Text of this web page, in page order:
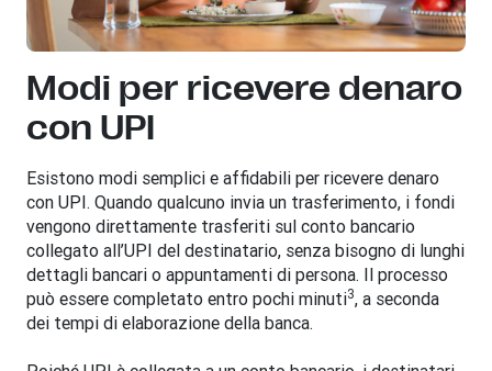
Modi per ricevere denaro
con UPI
Esistono modi semplici e affidabili per ricevere denaro
con UPI. Quando qualcuno invia un trasferimento, i fondi
vengono direttamente trasferiti sul conto bancario
collegato all’UPI del destinatario, senza bisogno di lunghi
dettagli bancari o appuntamenti di persona. Il processo
può essere completato entro pochi minuti3, a seconda
dei tempi di elaborazione della banca.